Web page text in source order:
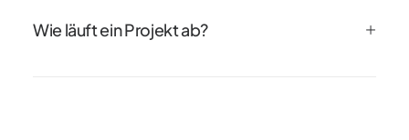
Wie läuft ein Projekt ab?